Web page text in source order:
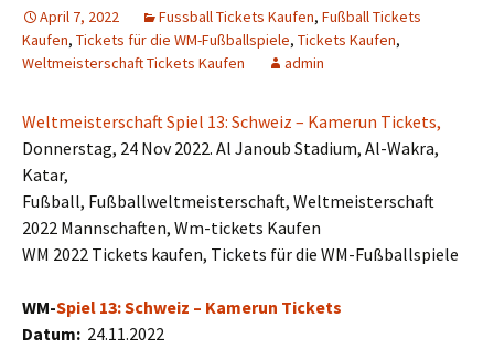
April 7, 2022 Fussball Tickets Kaufen, Fußball Tickets
Kaufen, Tickets für die WM-Fußballspiele, Tickets Kaufen,
Weltmeisterschaft Tickets Kaufen
admin
Weltmeisterschaft Spiel 13: Schweiz – Kamerun Tickets,
Donnerstag, 24 Nov 2022. Al Janoub Stadium, Al-Wakra,
Katar,
Fußball, Fußballweltmeisterschaft, Weltmeisterschaft
2022 Mannschaften, Wm-tickets Kaufen
WM 2022 Tickets kaufen, Tickets für die WM-Fußballspiele
WM-Spiel 13: Schweiz – Kamerun Tickets
Datum: 24.11.2022